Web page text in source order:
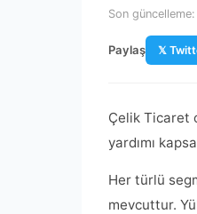
Son
Paylaş 𝕏
Çelik Ticaret
yardımı
Her türlü
mevcuttur.